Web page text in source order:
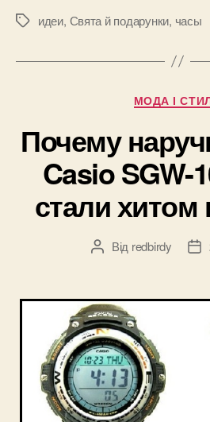
Позначки
идеи, Свята й подарунки, часы
МОДА І
Почему
Casio SGW-
стали
Автор
Від redbirdy